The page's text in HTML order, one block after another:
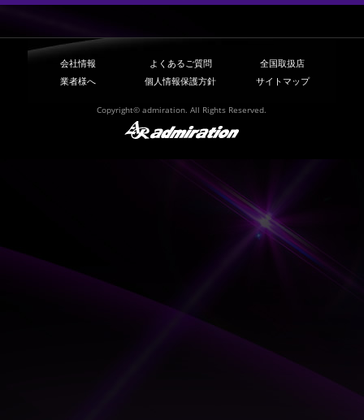
会社情報 よくあるご質問
全国取扱店
業者様へ
個人情報保護方針 サイトマップ
Copyright© admiration. All Rights Reserved.